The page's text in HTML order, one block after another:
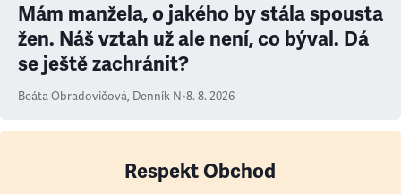
Mám manžela, o jakého by stála spousta
žen. Náš vztah už ale není, co býval. Dá
se ještě zachránit?
Beáta Obradovičová, Denník N•8. 8. 2026
Respekt Obchod